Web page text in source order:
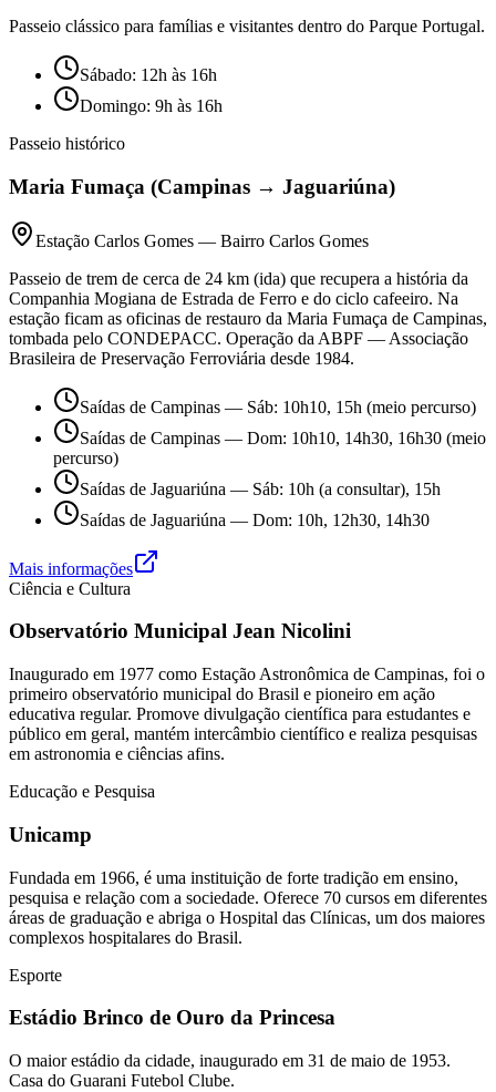
Passeio clássico para famílias e visitantes dentro do Parque Portugal.
Sábado: 12h às 16h
Domingo: 9h às 16h
Passeio histórico
Maria Fumaça (Campinas → Jaguariúna)
Estação Carlos Gomes — Bairro Carlos Gomes
Passeio de trem de cerca de 24 km (ida) que recupera a história da
Companhia Mogiana de Estrada de Ferro e do ciclo cafeeiro. Na
estação ficam as oficinas de restauro da Maria Fumaça de Campinas,
tombada pelo CONDEPACC. Operação da ABPF — Associação
Brasileira de Preservação Ferroviária desde 1984.
Saídas de Campinas — Sáb: 10h10, 15h (meio percurso)
Saídas de Campinas — Dom: 10h10, 14h30, 16h30 (meio
percurso)
Saídas de Jaguariúna — Sáb: 10h (a consultar), 15h
Saídas de Jaguariúna — Dom: 10h, 12h30, 14h30
Mais informações
Ciência e Cultura
Observatório Municipal Jean Nicolini
Inaugurado em 1977 como Estação Astronômica de Campinas, foi o
primeiro observatório municipal do Brasil e pioneiro em ação
educativa regular. Promove divulgação científica para estudantes e
público em geral, mantém intercâmbio científico e realiza pesquisas
em astronomia e ciências afins.
Educação e Pesquisa
Unicamp
Fundada em 1966, é uma instituição de forte tradição em ensino,
pesquisa e relação com a sociedade. Oferece 70 cursos em diferentes
áreas de graduação e abriga o Hospital das Clínicas, um dos maiores
complexos hospitalares do Brasil.
Esporte
Estádio Brinco de Ouro da Princesa
O maior estádio da cidade, inaugurado em 31 de maio de 1953.
Casa do Guarani Futebol Clube.